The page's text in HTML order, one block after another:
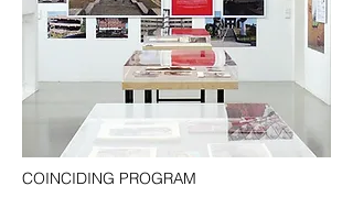
COINCIDING PROGRAM